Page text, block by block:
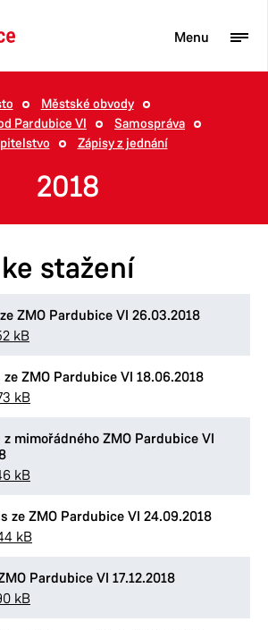
Turista
Občan
Město
Městské obvody
Pardubice VI
Samospráva
Zápisy z jednání
2018
stažení
ZMO Pardubice VI 26.03.2018
kB
ze ZMO Pardubice VI 18.06.2018
kB
z mimořádného ZMO Pardubice VI
kB
ze ZMO Pardubice VI 24.09.2018
kB
Pardubice VI 17.12.2018
kB
Menu